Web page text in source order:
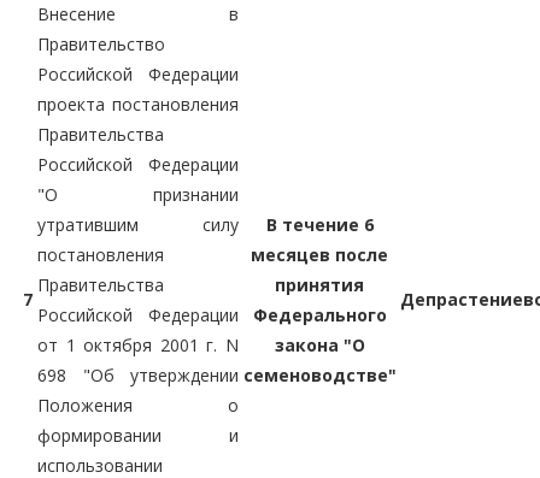
7
Внесение в
Правительство
Российской Федерации
проекта постановления
Правительства
Российской Федерации
"О признании
утратившим силу
постановления
Правительства
Российской Федерации
от 1 октября 2001 г. N
698 "Об утверждении
Положения о
формировании и
использовании
В течение 6
месяцев после
принятия
Федерального
закона "О
семеноводстве"